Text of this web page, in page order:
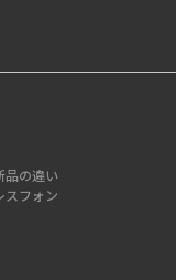
品の違い
スフォン